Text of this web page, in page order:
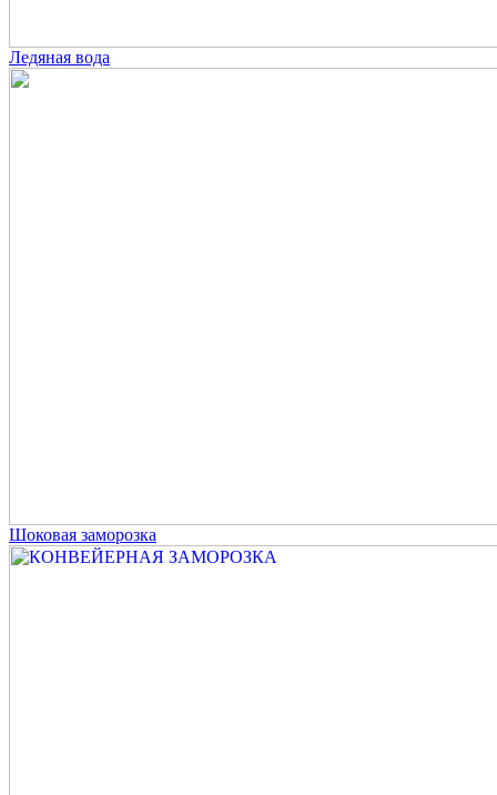
Ледяная вода
Шоковая заморозка